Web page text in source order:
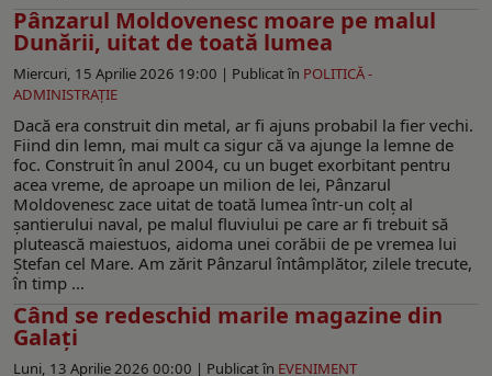
Pânzarul Moldovenesc moare pe malul
Dunării, uitat de toată lumea
Miercuri, 15 Aprilie 2026 19:00 | Publicat în POLITICĂ -
ADMINISTRAŢIE
Dacă era construit din metal, ar fi ajuns probabil la fier vechi.
Fiind din lemn, mai mult ca sigur că va ajunge la lemne de
foc. Construit în anul 2004, cu un buget exorbitant pentru
acea vreme, de aproape un milion de lei, Pânzarul
Moldovenesc zace uitat de toată lumea într-un colț al
șantierului naval, pe malul fluviului pe care ar fi trebuit să
plutească maiestuos, aidoma unei corăbii de pe vremea lui
Ștefan cel Mare. Am zărit Pânzarul întâmplător, zilele trecute,
în timp ...
Când se redeschid marile magazine din
Galați
Luni, 13 Aprilie 2026 00:00 | Publicat în EVENIMENT